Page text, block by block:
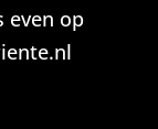
even op